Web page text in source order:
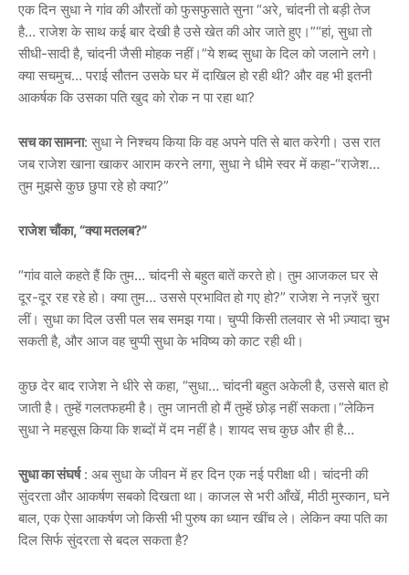
एक दिन सुधा ने गांव की औरतों को फुसफुसाते सुना “अरे, चांदनी तो बड़ी तेज
है… राजेश के साथ कई बार देखी है उसे खेत की ओर जाते हुए।”“हां, सुधा तो
सीधी-सादी है, चांदनी जैसी मोहक नहीं।”ये शब्द सुधा के दिल को जलाने लगे।
क्या सचमुच… पराई सौतन उसके घर में दाखिल हो रही थी? और वह भी इतनी
आकर्षक कि उसका पति खुद को रोक न पा रहा था?
सच का सामना: सुधा ने निश्चय किया कि वह अपने पति से बात करेगी। उस रात
जब राजेश खाना खाकर आराम करने लगा, सुधा ने धीमे स्वर में कहा-“राजेश…
तुम मुझसे कुछ छुपा रहे हो क्या?”
राजेश चौंका, “क्या मतलब?”
“गांव वाले कहते हैं कि तुम… चांदनी से बहुत बातें करते हो। तुम आजकल घर से
दूर-दूर रह रहे हो। क्या तुम… उससे प्रभावित हो गए हो?” राजेश ने नज़रें चुरा
लीं। सुधा का दिल उसी पल सब समझ गया। चुप्पी किसी तलवार से भी ज़्यादा चुभ
सकती है, और आज वह चुप्पी सुधा के भविष्य को काट रही थी।
कुछ देर बाद राजेश ने धीरे से कहा, “सुधा… चांदनी बहुत अकेली है, उससे बात हो
जाती है। तुम्हें गलतफहमी है। तुम जानती हो मैं तुम्हें छोड़ नहीं सकता।”लेकिन
सुधा ने महसूस किया कि शब्दों में दम नहीं है। शायद सच कुछ और ही है…
सुधा का संघर्ष: अब सुधा के जीवन में हर दिन एक नई परीक्षा थी। चांदनी की
सुंदरता और आकर्षण सबको दिखता था। काजल से भरी आँखें, मीठी मुस्कान, घने
बाल, एक ऐसा आकर्षण जो किसी भी पुरुष का ध्यान खींच ले। लेकिन क्या पति का
दिल सिर्फ सुंदरता से बदल सकता है?